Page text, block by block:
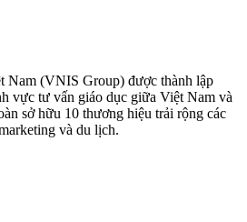
(VNIS Group) được thành lập
vực tư vấn giáo dục giữa Việt Nam và
sở hữu 10 thương hiệu trải rộng các
và du lịch.